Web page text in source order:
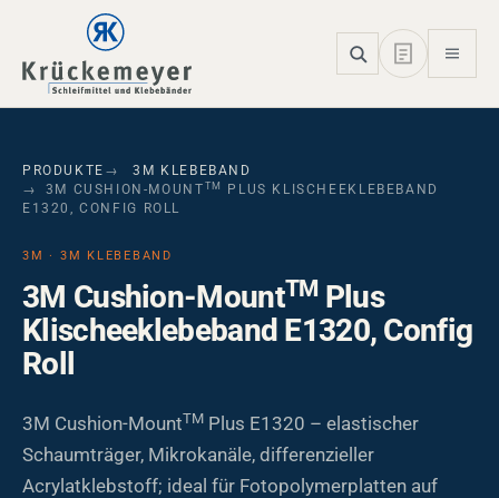
Skip to main navigation
Skip to main content
Skip to page footer
PRODUKTE
3M KLEBEBAND
3M CUSHION-MOUNT TM
PLUS KLISCHEEKLEBEBAND
E1320, CONFIG ROLL
3M · 3M KLEBEBAND
3M Cushion-MountTMPlus
Klischeeklebeband E1320, Config
Roll
3M Cushion-MountTM Plus E1320 – elastischer
Schaumträger, Mikrokanäle, differenzieller
Acrylatklebstoff; ideal für Fotopolymerplatten auf